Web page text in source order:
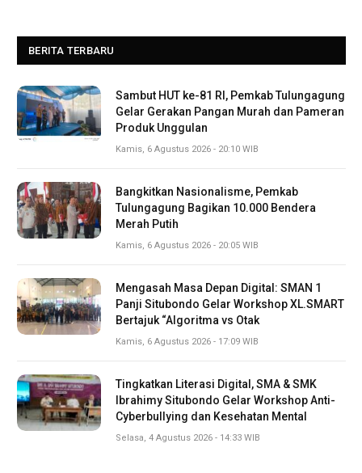
BERITA TERBARU
Sambut HUT ke-81 RI, Pemkab Tulungagung
Gelar Gerakan Pangan Murah dan Pameran
Produk Unggulan
Kamis, 6 Agustus 2026 - 20:10 WIB
Bangkitkan Nasionalisme, Pemkab
Tulungagung Bagikan 10.000 Bendera
Merah Putih
Kamis, 6 Agustus 2026 - 20:05 WIB
Mengasah Masa Depan Digital: SMAN 1
Panji Situbondo Gelar Workshop XL.SMART
Bertajuk “Algoritma vs Otak
Kamis, 6 Agustus 2026 - 17:09 WIB
Tingkatkan Literasi Digital, SMA & SMK
Ibrahimy Situbondo Gelar Workshop Anti-
Cyberbullying dan Kesehatan Mental
Selasa, 4 Agustus 2026 - 14:33 WIB